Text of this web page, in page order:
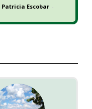
Patricia Escobar -